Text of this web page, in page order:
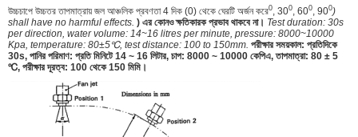
উচ্চচাপে উচ্চতর তাপমাত্রায় জল আঞ্চলিক প্রবণতা 4 দিক (0) থেকে ঘেরটি অর্জন করে0, 300, 600, 900)
shall have no harmful effects. ) এর কোনও ক্ষতিকারক প্রভাব থাকবে না। Test duration: 30s
per direction, water volume: 14~16 litres per minute, pressure: 8000~10000
Kpa, temperature: 80±5℃, test distance: 100 to 150mm. পরীক্ষার সময়কাল: প্রতিদিকে
30s, পানির পরিমাণ: প্রতি মিনিটে 14 ~ 16 লিটার, চাপ: 8000 ~ 10000 কেপিএ, তাপমাত্রা: 80 ± 5
℃, পরীক্ষার দূরত্ব: 100 থেকে 150 মিমি।